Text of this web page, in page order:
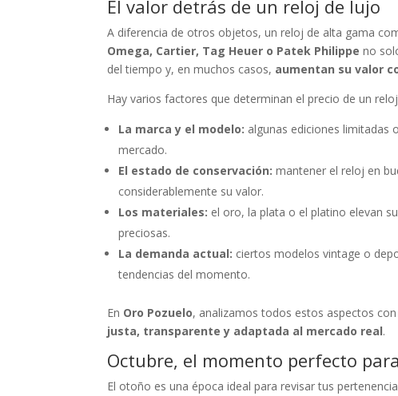
El valor detrás de un reloj de lujo
A diferencia de otros objetos, un reloj de alta gama
Omega, Cartier, Tag Heuer o Patek Philippe no
del tiempo y, en muchos casos, aumentan su valor
Hay varios factores que determinan el precio de un
La marca y el modelo: algunas ediciones limitadas
mercado.
El estado de conservación: mantener el reloj en
considerablemente su valor.
Los materiales: el oro, la plata o el platino elevan
preciosas.
La demanda actual: ciertos modelos vintage o
tendencias del momento.
En Oro Pozuelo, analizamos todos estos aspectos
justa, transparente y adaptada al mercado real.
Octubre, el momento perfecto
El otoño es una época ideal para revisar tus